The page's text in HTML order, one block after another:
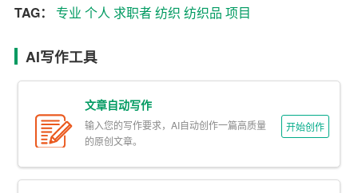
学位：[学士/硕士/博士]
主要课程：
– 纺织材料学
– 纺织工艺学
– 纺织机械与设备
–纺织品设计
TAG： 专业 个人 求职者纺织 纺织品 项目
AI写作工具
文章自动写作
输入您的写作要求，AI自动创作一篇高质量
的原创文章。
开始创作